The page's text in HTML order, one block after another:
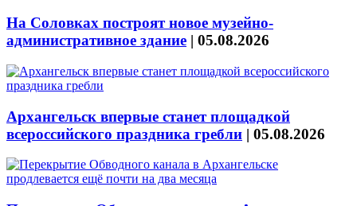
На Соловках построят новое музейно-
административное здание | 05.08.2026
Архангельск впервые станет площадкой
всероссийского праздника гребли | 05.08.2026